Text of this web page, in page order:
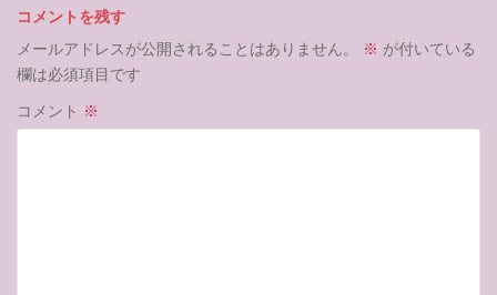
コメントを残す
メールアドレスが公開されることはありません。
※ が付いている
欄は必須項目です
コメント ※